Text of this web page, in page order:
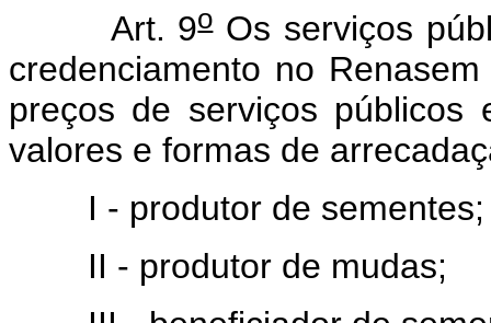
Art. 9oOs serviços
credenciamento no
preços de serviços públicos
valores e formas de
I - produtor de sementes;
II - produtor de mudas;